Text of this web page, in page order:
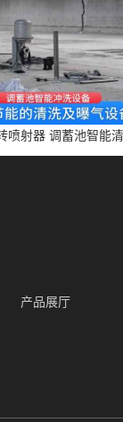
喷射器 调蓄池智能
点面对面旋转清洗
产品展厅